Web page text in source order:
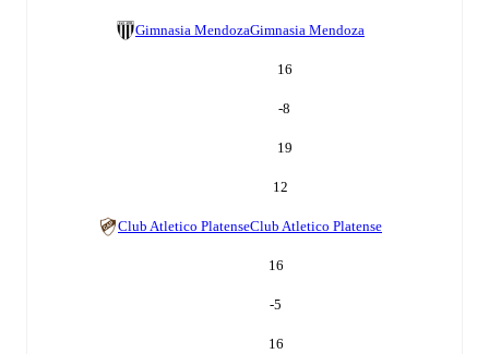
Gimnasia MendozaGimnasia Mendoza
16
-8
19
12
Club Atletico PlatenseClub Atletico Platense
16
-5
16